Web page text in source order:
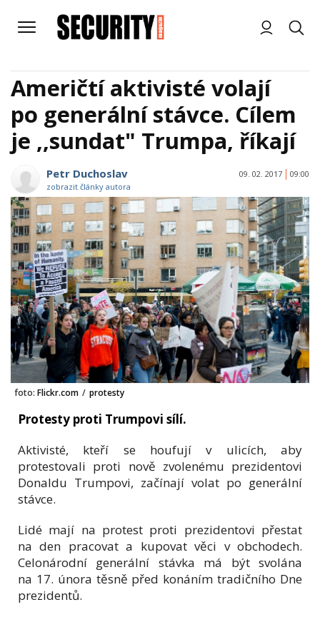
Američtí aktivisté volají
po generální stávce. Cílem
je ,,sundat" Trumpa, říkají
Petr Duchoslav
zobrazit články autora
09. 02. 2017 09:00
foto: Flickr.com / protesty
Protesty proti Trumpovi sílí.
Aktivisté, kteří se houfují v ulicích, aby
protestovali proti nově zvolenému prezidentovi
Donaldu Trumpovi, začínají volat po generální
stávce.
Lidé mají na protest proti prezidentovi přestat
na den pracovat a kupovat věci v obchodech.
Celonárodní generální stávka má být svolána
na 17. února těsně před konáním tradičního Dne
prezidentů.